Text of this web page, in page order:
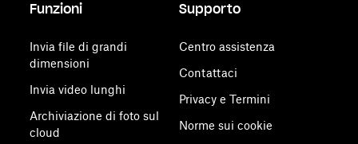
Funzioni
Invia file di grandi
dimensioni
Invia video lunghi
Archiviazione di foto sul
cloud
Supporto
Centro assistenza
Contattaci
Privacy e Termini
Norme sui cookie